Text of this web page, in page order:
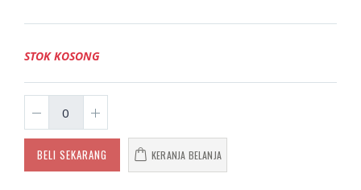
STOK KOSONG
BELI SEKARANG KERANJA BELANJA